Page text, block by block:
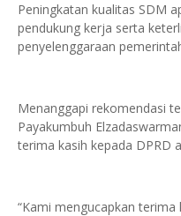
Peningkatan kualitas SDM
pendukung kerja serta
penyelenggaraan
Menanggapi rekomendasi
Payakumbuh
terima kasih kepada DPRD
“Kami mengucapkan